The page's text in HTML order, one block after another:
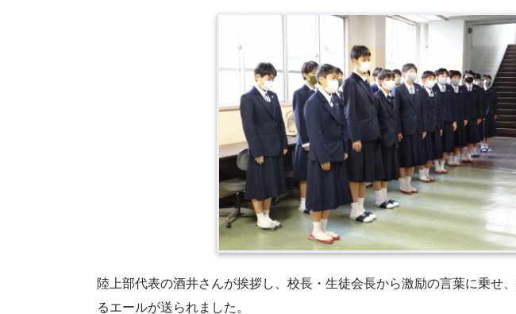
陸上部代表の酒井さんが挨拶し、校長・生徒会長から激励の言葉に乗せ
るエールが送られました。